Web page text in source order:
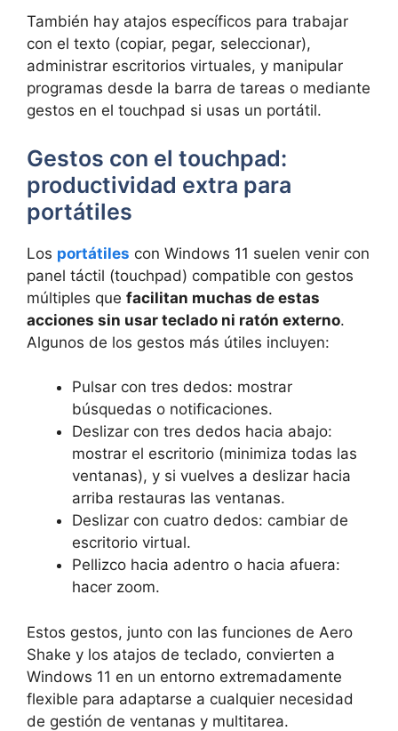
También hay atajos específicos para trabajar
con el texto (copiar, pegar, seleccionar),
administrar escritorios virtuales, y manipular
programas desde la barra de tareas o mediante
gestos en el touchpad si usas un portátil.
Gestos con el touchpad:
productividad extra para
portátiles
Los portátiles con Windows 11 suelen venir con
panel táctil (touchpad) compatible con gestos
múltiples que facilitan muchas de estas
acciones sin usar teclado ni ratón externo.
Algunos de los gestos más útiles incluyen:
Pulsar con tres dedos: mostrar
búsquedas o notificaciones.
Deslizar con tres dedos hacia abajo:
mostrar el escritorio (minimiza todas las
ventanas), y si vuelves a deslizar hacia
arriba restauras las ventanas.
Deslizar con cuatro dedos: cambiar de
escritorio virtual.
Pellizco hacia adentro o hacia afuera:
hacer zoom.
Estos gestos, junto con las funciones de Aero
Shake y los atajos de teclado, convierten a
Windows 11 en un entorno extremadamente
flexible para adaptarse a cualquier necesidad
de gestión de ventanas y multitarea.